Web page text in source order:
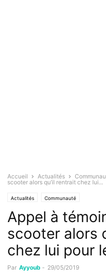
Accueil Actualités
scooter alors qu’il rentrait chez lui...
Actualités Communauté
Appel à
scooter alors
chez lui pour
Par Ayyoub - 29/05/2019